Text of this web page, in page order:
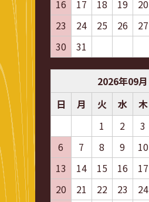
16
17 18 19 20
23
24 25 26 27
30
31
2026年09月
日
月 火 水 木
1
2 3
6
7 8 9 10
13
14 15 16 17
20
21 22 23 24